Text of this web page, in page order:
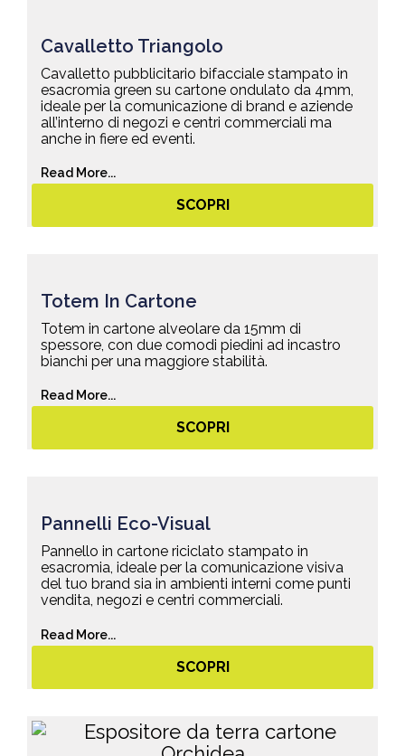
Cavalletto Triangolo
Cavalletto pubblicitario bifacciale stampato in
esacromia green su cartone ondulato da 4mm,
ideale per la comunicazione di brand e aziende
all’interno di negozi e centri commerciali ma
anche in fiere ed eventi.
Read More...
SCOPRI
Totem In Cartone
Totem in cartone alveolare da 15mm di
spessore, con due comodi piedini ad incastro
bianchi per una maggiore stabilità.
Read More...
SCOPRI
Pannelli Eco-Visual
Pannello in cartone riciclato stampato in
esacromia, ideale per la comunicazione visiva
del tuo brand sia in ambienti interni come punti
vendita, negozi e centri commerciali.
Read More...
SCOPRI